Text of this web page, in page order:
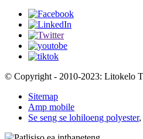
© Copyright - 2010-2023: Litokelo
Sitemap
Amp mobile
Se seng se lohiloeng polyester,